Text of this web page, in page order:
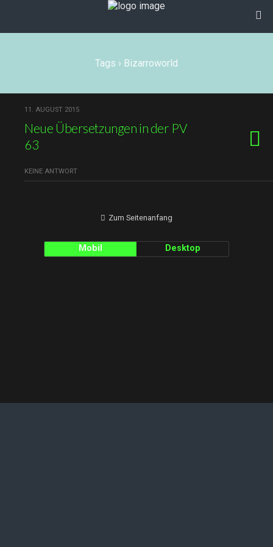
Tags › Bizarroworld
11. AUGUST 2015
Neue Übersetzungen in der PV
63
KEINE ANTWORT
Zum Seitenanfang
Mobil Desktop